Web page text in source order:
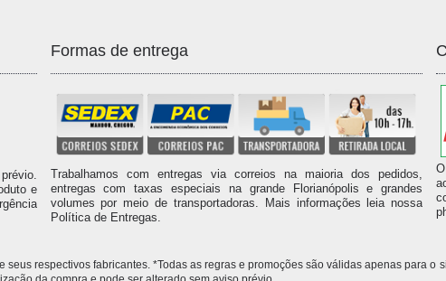
e
Formas de entrega
Trabalhamos com entregas via correios na maioria dos pedidos,
entregas com taxas especiais na grande Florianópolis e grandes
volumes por meio de transportadoras. Mais informações leia nossa
Política de Entregas.
respectivos fabricantes. *Todas as regras e promoções são válidas apenas para o